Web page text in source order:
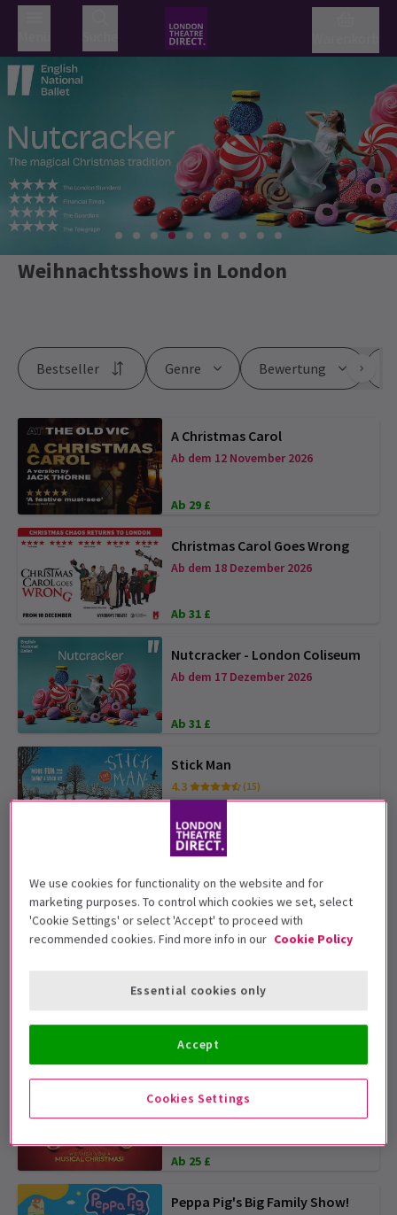
Weihnachtsshows in London
Genre Bewertung
Bestseller
A Christmas Carol
Ab dem 12 November 2026
Ab 29 £
Christmas Carol Goes Wrong
Ab dem 18 Dezember 2026
Ab 31 £
Nutcracker - London Coliseum
Ab dem 17 Dezember 2026
Ab 31 £
Stick Man
4.3 (15)
Ab 19 £
Ab dem 22 September 2026
Ab 19 £
Cirque Alice
Ab 38 £
West End Musical Christmas
3.5 (6)
Ab 25 £
Peppa Pig's Big Family Show!
We use cookies for functionality on the website and for
marketing purposes. To control which cookies we set, select
'Cookie Settings' or select 'Accept' to proceed with
recommended cookies. Find more info in our Cookie Policy
Cookies Settings
Essential cookies only
Accept